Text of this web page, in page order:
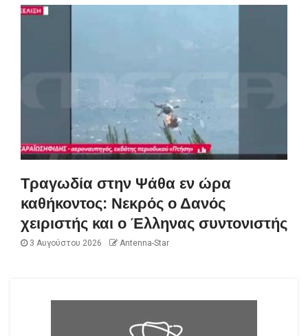
Τραγωδία στην Ψάθα εν ώρα
καθήκοντος: Νεκρός ο Δανός
χειριστής και ο Έλληνας συντονιστής
3 Αυγούστου 2026 Antenna-Star